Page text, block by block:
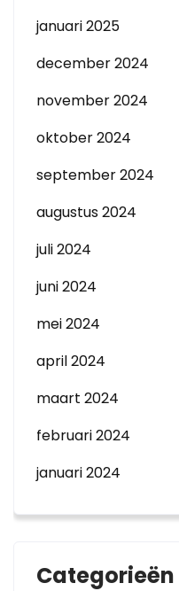
januari 2025
december 2024
november 2024
oktober 2024
september 2024
augustus 2024
juli 2024
juni 2024
mei 2024
april 2024
maart 2024
februari 2024
januari 2024
Categorieën